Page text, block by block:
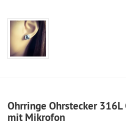
Ohrringe Ohrstecker
mit Mikrofon